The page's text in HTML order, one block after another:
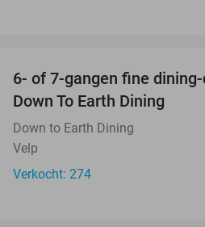
6- of 7-gangen fine
Down To Earth Dining
Down to Earth Dining
Velp
Verkocht: 274